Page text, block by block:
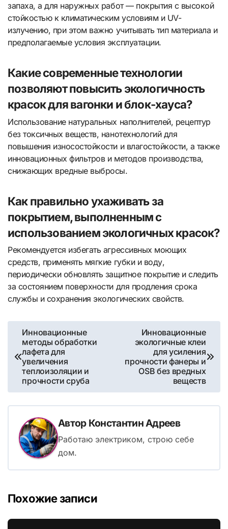
запаха, а для наружных работ — покрытия с высокой
стойкостью к климатическим условиям и UV-
излучению, при этом важно учитывать тип материала и
предполагаемые условия эксплуатации.
Какие современные технологии
позволяют повысить экологичность
красок для вагонки и блок-хауса?
Использование натуральных наполнителей, рецептур
без токсичных веществ, нанотехнологий для
повышения износостойкости и влагостойкости, а также
инновационных фильтров и методов производства,
снижающих вредные выбросы.
Как правильно ухаживать за
покрытием, выполненным с
использованием экологичных красок?
Рекомендуется избегать агрессивных моющих
средств, применять мягкие губки и воду,
периодически обновлять защитное покрытие и следить
за состоянием поверхности для продления срока
службы и сохранения экологических свойств.
Навигация
по
записям
Инновационные
методы обработки
лафета для
увеличения
теплоизоляции и
прочности сруба
Инновационные
экологичные клеи
для усиления
прочности фанеры и
OSB без вредных
веществ
Автор Константин Адреев
Работаю электриком, строю себе
дом.
Похожие записи